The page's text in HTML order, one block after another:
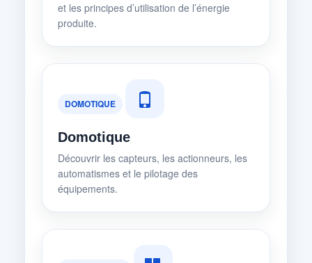
et les principes d’utilisation de l’énergie
produite.
DOMOTIQUE
Domotique
Découvrir les capteurs, les actionneurs, les
automatismes et le pilotage des
équipements.